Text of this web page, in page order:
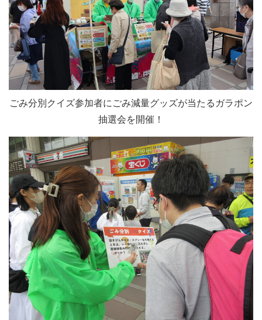
ごみ分別クイズ参加者にごみ減量グッズが当たるガラポン
抽選会を開催！